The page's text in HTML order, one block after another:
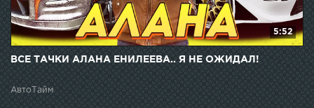
5:52
ВСЕ ТАЧКИ АЛАНА ЕНИЛЕЕВА.. Я НЕ ОЖИДАЛ!
АвтоТайм